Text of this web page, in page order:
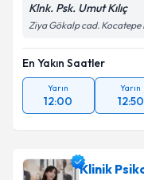
Klnk. Psk. Umut Kılıç
Ziya Gökalp cad. Kocatepe
En Yakın Saatler
Yarın
12:00
Yarın
12:50
Klinik